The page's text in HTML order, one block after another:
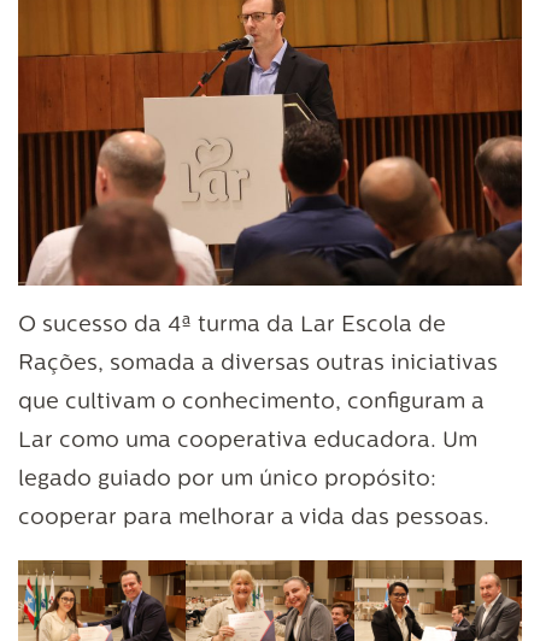
O sucesso da 4ª turma da Lar Escola de
Rações, somada a diversas outras iniciativas
que cultivam o conhecimento, configuram a
Lar como uma cooperativa educadora. Um
legado guiado por um único propósito:
cooperar para melhorar a vida das pessoas.